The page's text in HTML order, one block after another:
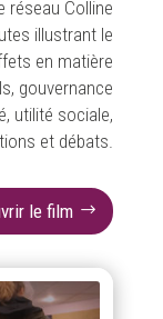
réseau Colline
illustrant le
en matière
gouvernance
utilité sociale,
et débats.
le film